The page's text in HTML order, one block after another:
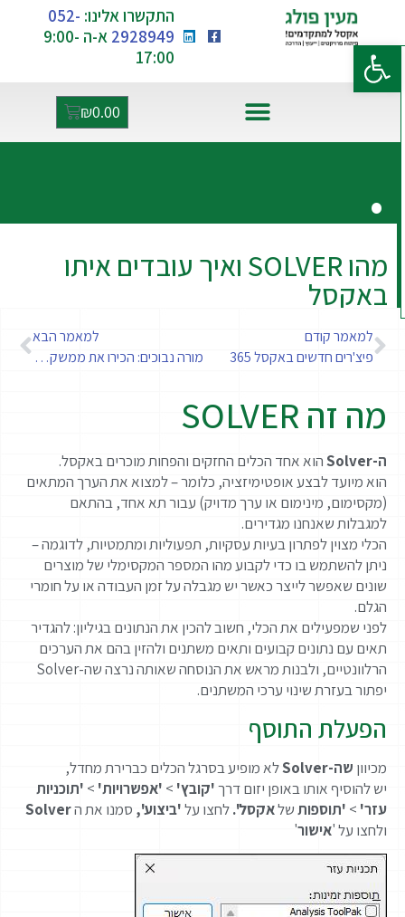
פתח סרגל נגישות
התקשרו אלינו: 052-
2928949
א-ה 9:00-
17:00
₪0.00
מהו SOLVER ואיך עובדים איתו
באקסל
.
למאמר קודם
פיצ'רים חדשים באקסל 365
למאמר הבא
מורה נבוכים: הכירו את ממשק המשתמש של Power BI Desktop
מה זה SOLVER
ה-Solver
הוא אחד הכלים החזקים והפחות מוכרים באקסל.
הוא מיועד לבצע אופטימיזציה, כלומר – למצוא את הערך המתאים
(מקסימום, מינימום או ערך מדויק) עבור תא אחד, בהתאם
למגבלות שאנחנו מגדירים.
הכלי מצוין לפתרון בעיות עסקיות, תפעוליות ומתמטיות, לדוגמה –
ניתן להשתמש בו כדי לקבוע מהו המספר המקסימלי של מוצרים
שונים שאפשר לייצר כאשר יש מגבלה על זמן העבודה או על חומרי
הגלם.
לפני שמפעילים את הכלי, חשוב להכין את הנתונים בגיליון: להגדיר
תאים עם נתונים קבועים ותאים משתנים ולהזין בהם את הערכים
הרלוונטיים, ולבנות מראש את הנוסחה שאותה נרצה שה-Solver
יפתור בעזרת שינוי ערכי המשתנים.
הפעלת התוסף
מכיווןשה-Solver
לא מופיע בסרגל הכלים כברירת מחדל,
יש להוסיף אותו באופן יזום דרך'קובץ'>'אפשרויות'>'תוכניות
עזר'>'תוספותשלאקסל'.לחצו על'ביצוע',סמנו את הSolver
ולחצו על 'אישור'